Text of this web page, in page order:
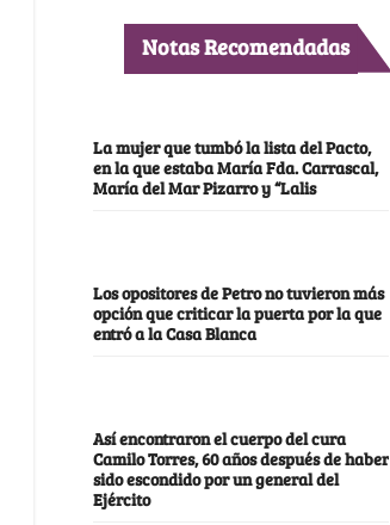
Notas Recomendadas
La mujer que tumbó la lista del Pacto,
en la que estaba María Fda. Carrascal,
María del Mar Pizarro y “Lalis
Los opositores de Petro no tuvieron más
opción que criticar la puerta por la que
entró a la Casa Blanca
Así encontraron el cuerpo del cura
Camilo Torres, 60 años después de haber
sido escondido por un general del
Ejército